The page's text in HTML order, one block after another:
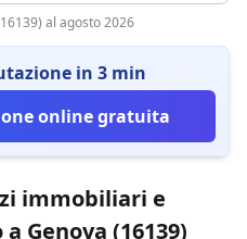
al agosto 2026
in 3 min
online gratuita
immobiliari e
Genova (16139)